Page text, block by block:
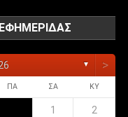
▼ >
ΠΑ ΣΑ ΚΥ
1 2